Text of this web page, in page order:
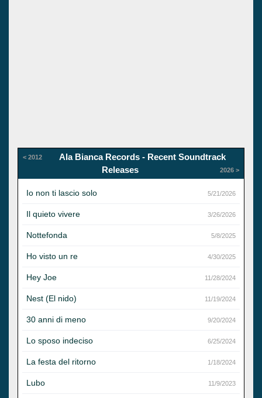
< 2012
Ala Bianca Records - Recent Soundtrack
Releases
2026 >
Io non ti lascio solo 5/21/2026
Il quieto vivere 3/26/2026
Nottefonda 5/8/2025
Ho visto un re 4/30/2025
Hey Joe 11/28/2024
Nest (El nido) 11/19/2024
30 anni di meno 9/20/2024
Lo sposo indeciso 6/25/2024
La festa del ritorno 1/18/2024
Lubo 11/9/2023